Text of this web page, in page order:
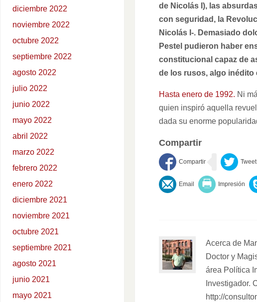
de Nicolás I), las
con seguridad, la
Nicolás I-. Demasiado
Pestel pudieron haber
constitucional capaz de
de los rusos, algo
Hasta enero de 1992. Ni
quien inspiró aquella
dada su enorme
Compartir
Acerca de
Doctor y
área Política
Investigador.
http://
diciembre 2022
noviembre 2022
octubre 2022
septiembre 2022
agosto 2022
julio 2022
junio 2022
mayo 2022
abril 2022
marzo 2022
febrero 2022
enero 2022
diciembre 2021
noviembre 2021
octubre 2021
septiembre 2021
agosto 2021
junio 2021
mayo 2021